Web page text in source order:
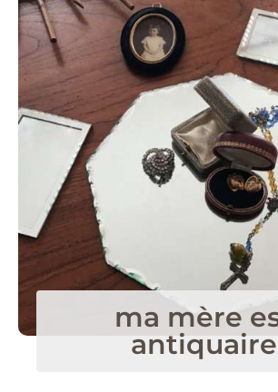
ma mère
antiquaire